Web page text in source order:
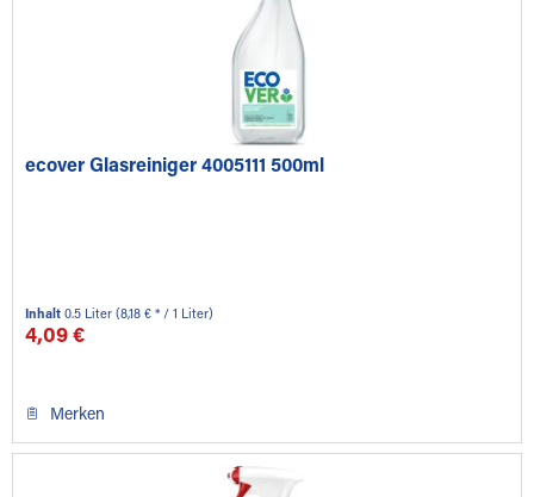
ecover Glasreiniger 4005111 500ml
Inhalt0.5 Liter(8,18 € * / 1 Liter)
4,09 €
Merken